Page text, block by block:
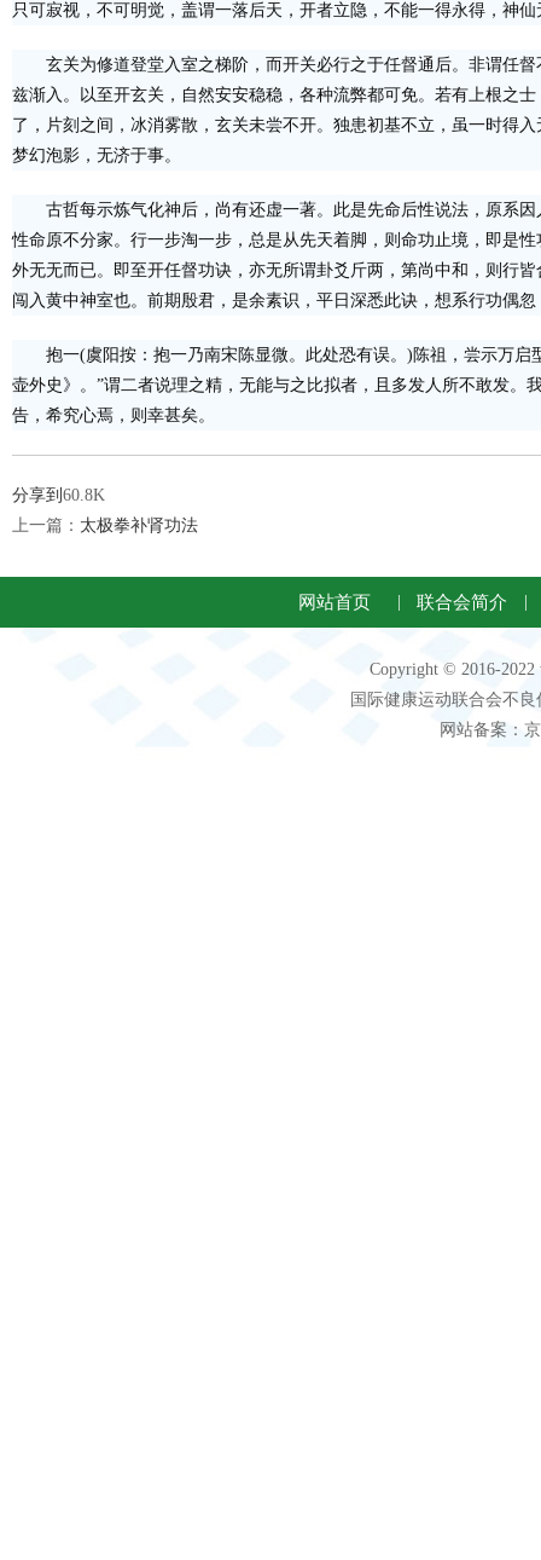
只可寂视，不可明觉，盖谓一落后天，开者立隐，不能一得永得，神仙
玄关为修道登堂入室之梯阶，而开关必行之于任督通后。非谓任
兹渐入。以至开玄关，自然安安稳稳，各种流弊都可免。若有上根之
了，片刻之间，冰消雾散，玄关未尝不开。独患初基不立，虽一时得
梦幻泡影，无济于事。
古哲每示炼气化神后，尚有还虚一著。此是先命后性说法，原系
性命原不分家。行一步淘一步，总是从先天着脚，则命功止境，即是
外无无而已。即至开任督功诀，亦无所谓卦爻斤两，第尚中和，则行
闯入黄中神室也。前期殷君，是余素识，平日深悉此诀，想系行功偶
抱一(虞阳按：抱一乃南宋陈显微。此处恐有误。)陈祖，尝示万
壶外史》。”谓二者说理之精，无能与之比拟者，且多发人所不敢发
告，希究心焉，则幸甚矣。
分享到 60.8K
上一篇： 太极拳补肾功法
网站首页 联合会简介
Copyright © 2016-
国际健康运动联合会不
网站备案：